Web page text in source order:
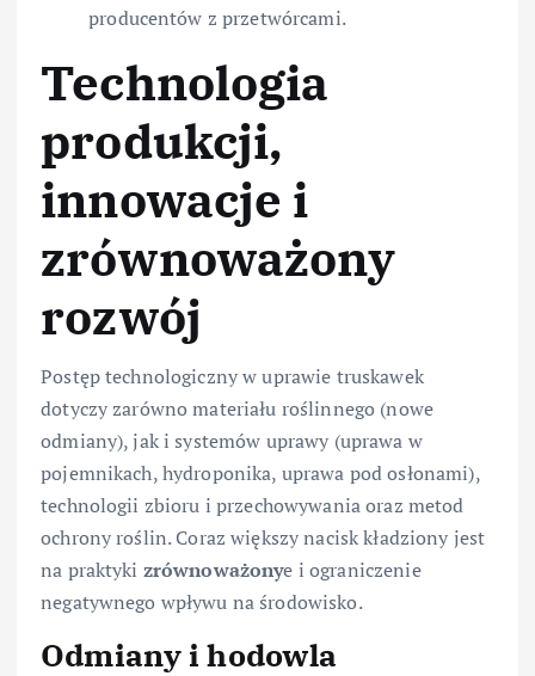
producentów z przetwórcami.
Technologia
produkcji,
innowacje i
zrównoważony
rozwój
Postęp technologiczny w uprawie truskawek
dotyczy zarówno materiału roślinnego (nowe
odmiany), jak i systemów uprawy (uprawa w
pojemnikach, hydroponika, uprawa pod osłonami),
technologii zbioru i przechowywania oraz metod
ochrony roślin. Coraz większy nacisk kładziony jest
na praktyki zrównoważonye i ograniczenie
negatywnego wpływu na środowisko.
Odmiany i hodowla